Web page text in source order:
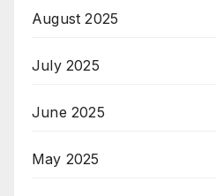
August 2025
July 2025
June 2025
May 2025